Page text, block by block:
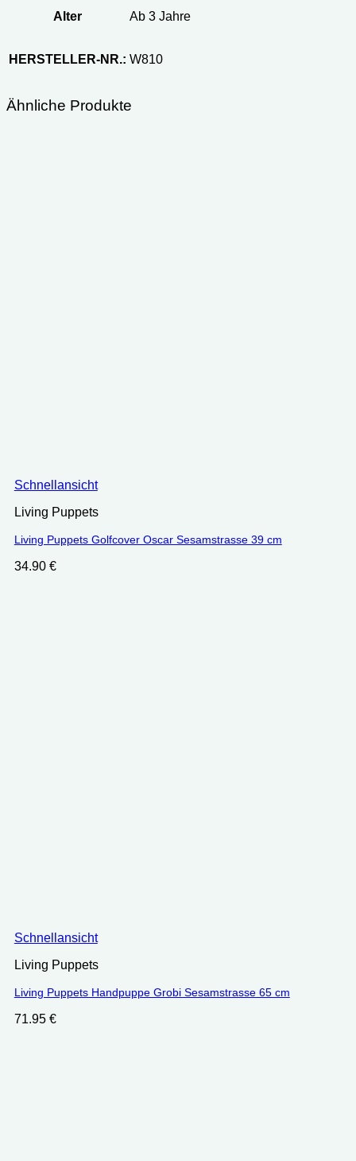
Alter Ab 3 Jahre
HERSTELLER-NR.: W810
Ähnliche Produkte
Schnellansicht
Living Puppets
Living Puppets Golfcover Oscar Sesamstrasse 39 cm
34.90 €
Schnellansicht
Living Puppets
Living Puppets Handpuppe Grobi Sesamstrasse 65 cm
71.95 €